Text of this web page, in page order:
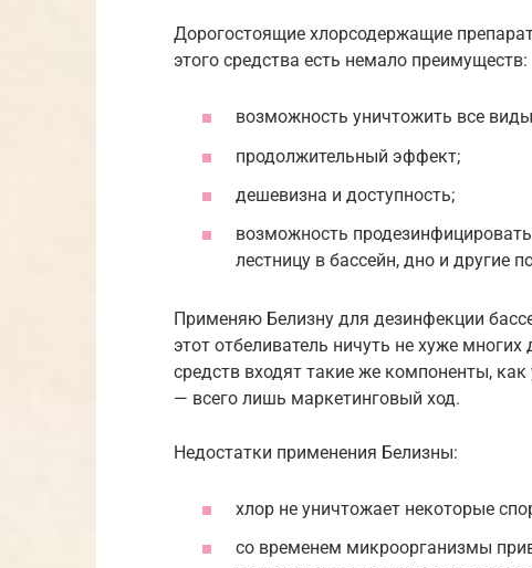
Дорогостоящие хлорсодержащие
этого средства есть немало преимуществ:
возможность уничтожить все
продолжительный эффект;
дешевизна и доступность;
возможность
лестницу в бассейн, дно и другие
Применяю Белизну для дезинфекции
этот отбеливатель ничуть не хуже
средств входят такие же компоненты,
— всего лишь маркетинговый ход.
Недостатки применения Белизны:
хлор не уничтожает некоторые
со временем микроорганизмы